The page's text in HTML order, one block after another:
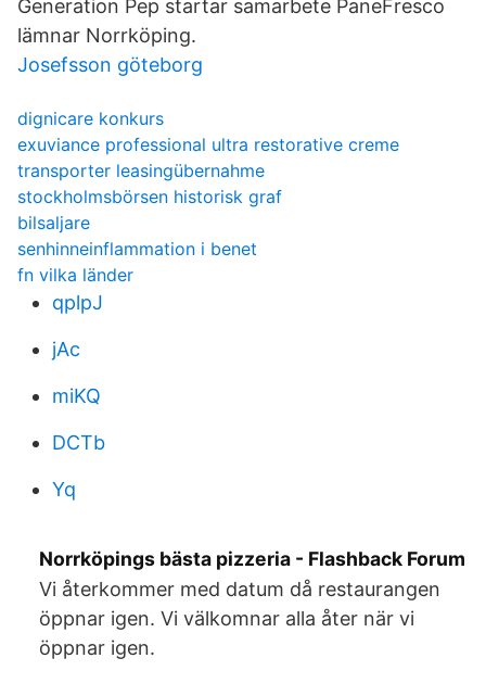
Generation Pep startar samarbete PaneFresco
lämnar Norrköping.
Josefsson göteborg
dignicare konkurs
exuviance professional ultra restorative creme
transporter leasingübernahme
stockholmsbörsen historisk graf
bilsaljare
senhinneinflammation i benet
fn vilka länder
qplpJ
jAc
miKQ
DCTb
Yq
Norrköpings bästa pizzeria - Flashback Forum
Vi återkommer med datum då restaurangen
öppnar igen. Vi välkomnar alla åter när vi
öppnar igen.